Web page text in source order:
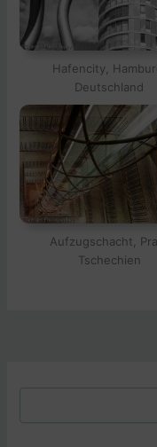
Hafencity,
Deutschland
Aufzugschacht,
Tschechien